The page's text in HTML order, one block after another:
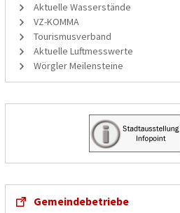
Aktuelle Wasserstände
VZ-KOMMA
Tourismusverband
Aktuelle Luftmesswerte
Wörgler Meilensteine
Gemeindebetriebe